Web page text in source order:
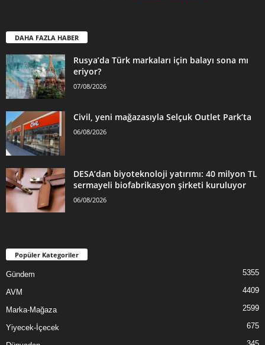
DAHA FAZLA HABER
Rusya’da Türk markaları için balayı sona mı
eriyor?
07/08/2026
Civil, yeni mağazasıyla Selçuk Outlet Park’ta
06/08/2026
DESA’dan biyoteknoloji yatırımı: 40 milyon TL
sermayeli biofabrikasyon şirketi kuruluyor
06/08/2026
Popüler Kategoriler
Gündem 5355
AVM 4409
Marka-Mağaza 2599
Yiyecek-İçecek 675